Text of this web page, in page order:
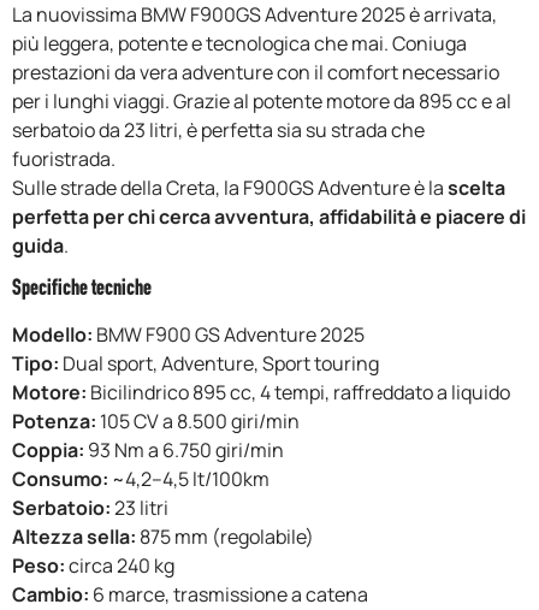
La nuovissima BMW F900GS Adventure 2025 è arrivata,
più leggera, potente e tecnologica che mai. Coniuga
prestazioni da vera adventure con il comfort necessario
per i lunghi viaggi. Grazie al potente motore da 895 cc e al
serbatoio da 23 litri, è perfetta sia su strada che
fuoristrada.
Sulle strade della Creta, la F900GS Adventure è lascelta
perfetta per chi cerca avventura, affidabilità e piacere di
guida.
Specifiche tecniche
Modello: BMW F900 GS Adventure 2025
Tipo: Dual sport, Adventure, Sport touring
Motore: Bicilindrico 895 cc, 4 tempi, raffreddato a liquido
Potenza: 105 CV a 8.500 giri/min
Coppia: 93 Nm a 6.750 giri/min
Consumo: ~4,2–4,5 lt/100km
Serbatoio:23 litri
Altezza sella: 875 mm (regolabile)
Peso:circa 240 kg
Cambio: 6 marce, trasmissione a catena